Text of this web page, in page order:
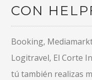
CON
Booking,
Logitravel, El Corte
tú también realizas